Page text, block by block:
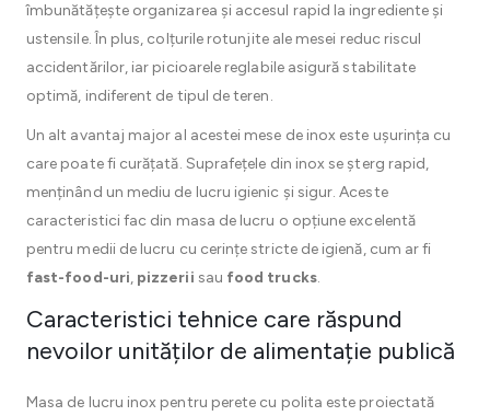
îmbunătățește organizarea și accesul rapid la ingrediente și
ustensile. În plus, colțurile rotunjite ale mesei reduc riscul
accidentărilor, iar picioarele reglabile asigură stabilitate
optimă, indiferent de tipul de teren.
Un alt avantaj major al acestei mese de inox este ușurința cu
care poate fi curățată. Suprafețele din inox se șterg rapid,
menținând un mediu de lucru igienic și sigur. Aceste
caracteristici fac din masa de lucru o opțiune excelentă
pentru medii de lucru cu cerințe stricte de igienă, cum ar fi
fast-food-uri, pizzerii sau food trucks.
Caracteristici tehnice care răspund
nevoilor unităților de alimentație publică
Masa de lucru inox pentru perete cu polita este proiectată